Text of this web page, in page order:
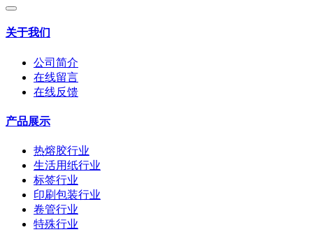
关于我们
公司简介
在线留言
在线反馈
产品展示
热熔胶行业
生活用纸行业
标签行业
印刷包装行业
卷管行业
特殊行业